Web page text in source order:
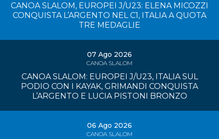
CANOA SLALOM, EUROPEI J/U23: ELENA MICOZZI
CONQUISTA L’ARGENTO NEL C1, ITALIA A QUOTA
TRE MEDAGLIE
07 Ago 2026
CANOA SLALOM
CANOA SLALOM: EUROPEI J/U23, ITALIA SUL
PODIO CON I KAYAK, GRIMANDI CONQUISTA
L’ARGENTO E LUCIA PISTONI BRONZO
06 Ago 2026
CANOA SLALOM